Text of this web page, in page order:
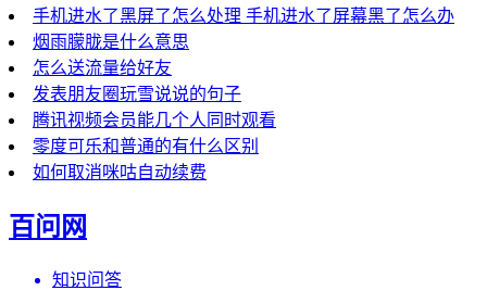
手机进水了黑屏了怎么处理 手机进水了屏幕黑了怎么办
烟雨朦胧是什么意思
怎么送流量给好友
发表朋友圈玩雪说说的句子
腾讯视频会员能几个人同时观看
零度可乐和普通的有什么区别
如何取消咪咕自动续费
百问网
知识问答